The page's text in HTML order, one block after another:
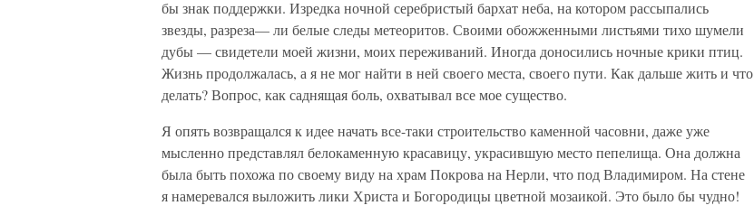
бы знак поддержки. Изредка ночной серебристый бархат неба, на котором рассыпались
звезды, разреза— ли белые следы метеоритов. Своими обожженными листьями тихо шумели
дубы — свидетели моей жизни, моих переживаний. Иногда доносились ночные крики птиц.
Жизнь продолжалась, а я не мог найти в ней своего места, своего пути. Как дальше жить и что
делать? Вопрос, как саднящая боль, охватывал все мое существо.
Я опять возвращался к идее начать все-таки строительство каменной часовни, даже уже
мысленно представлял белокаменную красавицу, украсившую место пепелища. Она должна
была быть похожа по своему виду на храм Покрова на Нерли, что под Владимиром. На стене
я намеревался выложить лики Христа и Богородицы цветной мозаикой. Это было бы чудно!